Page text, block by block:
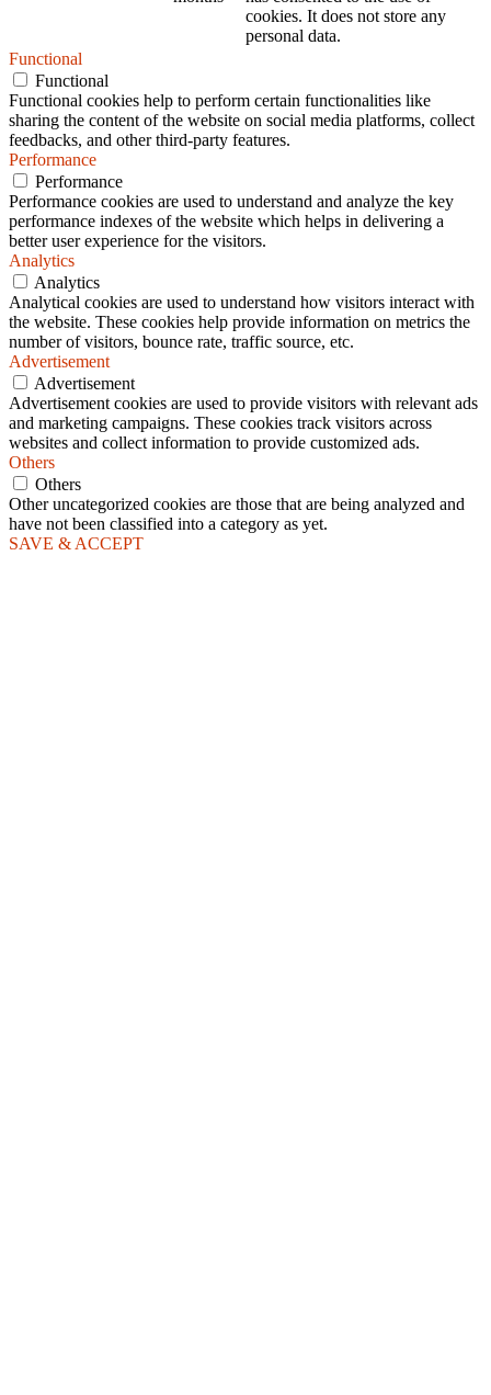
cookies. It does not store any
personal data.
Functional
Functional
Functional cookies help to perform certain functionalities like
sharing the content of the website on social media platforms, collect
feedbacks, and other third-party features.
Performance
Performance
Performance cookies are used to understand and analyze the key
performance indexes of the website which helps in delivering a
better user experience for the visitors.
Analytics
Analytics
Analytical cookies are used to understand how visitors interact with
the website. These cookies help provide information on metrics the
number of visitors, bounce rate, traffic source, etc.
Advertisement
Advertisement
Advertisement cookies are used to provide visitors with relevant ads
and marketing campaigns. These cookies track visitors across
websites and collect information to provide customized ads.
Others
Others
Other uncategorized cookies are those that are being analyzed and
have not been classified into a category as yet.
SAVE & ACCEPT